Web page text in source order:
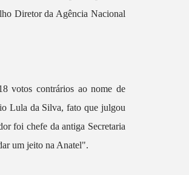
Diretor da Agência Nacional
votos contrários ao nome de
Lula da Silva, fato que julgou
foi chefe da antiga Secretaria
um jeito na Anatel".